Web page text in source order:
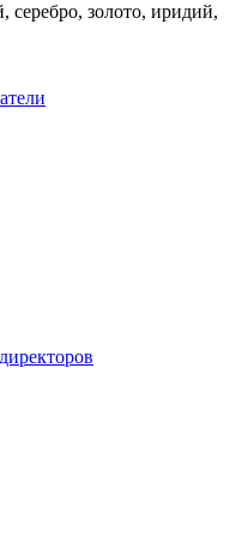
серебро, золото, иридий,